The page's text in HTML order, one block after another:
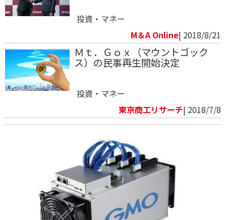
投資・マネー
M＆A Online| 2018/8/21
Ｍｔ．Ｇｏｘ（マウントゴック
ス）の民事再生開始決定
投資・マネー
東京商工リサーチ| 2018/7/8